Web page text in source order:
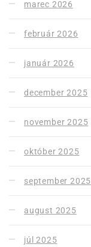
marec 2026
február 2026
január 2026
december 2025
november 2025
október 2025
september 2025
august 2025
júl 2025